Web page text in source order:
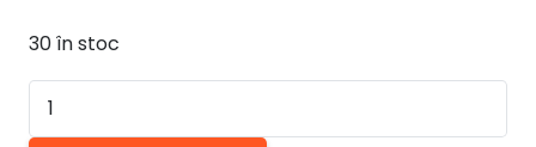
30 în stoc
Cantitate
Catifea